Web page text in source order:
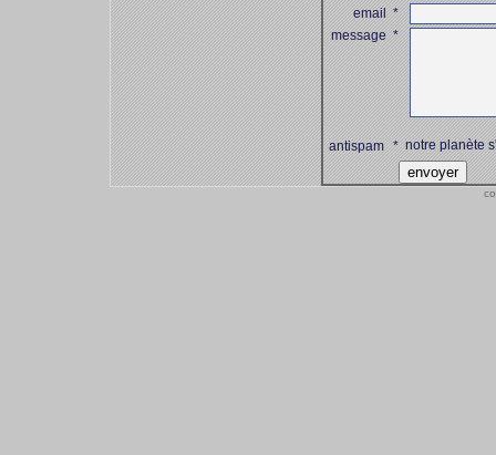
email*
message*
antispam *notre planète